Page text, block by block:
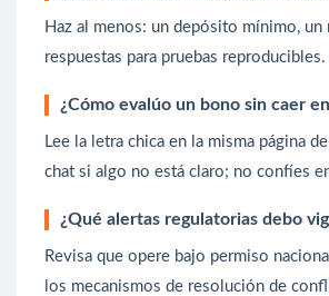
Haz al menos: un depósito mínimo,
respuestas para pruebas
¿Cómo evalúo un bono sin caer
Lee la letra chica en la misma página
chat si algo no está claro; no confíes
¿Qué alertas regulatorias debo
Revisa que opere bajo permiso
los mecanismos de resolución de